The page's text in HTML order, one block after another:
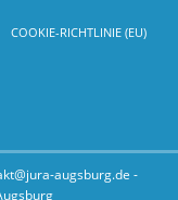
COOKIE-RICHTLINIE (EU)
augsburg.de -